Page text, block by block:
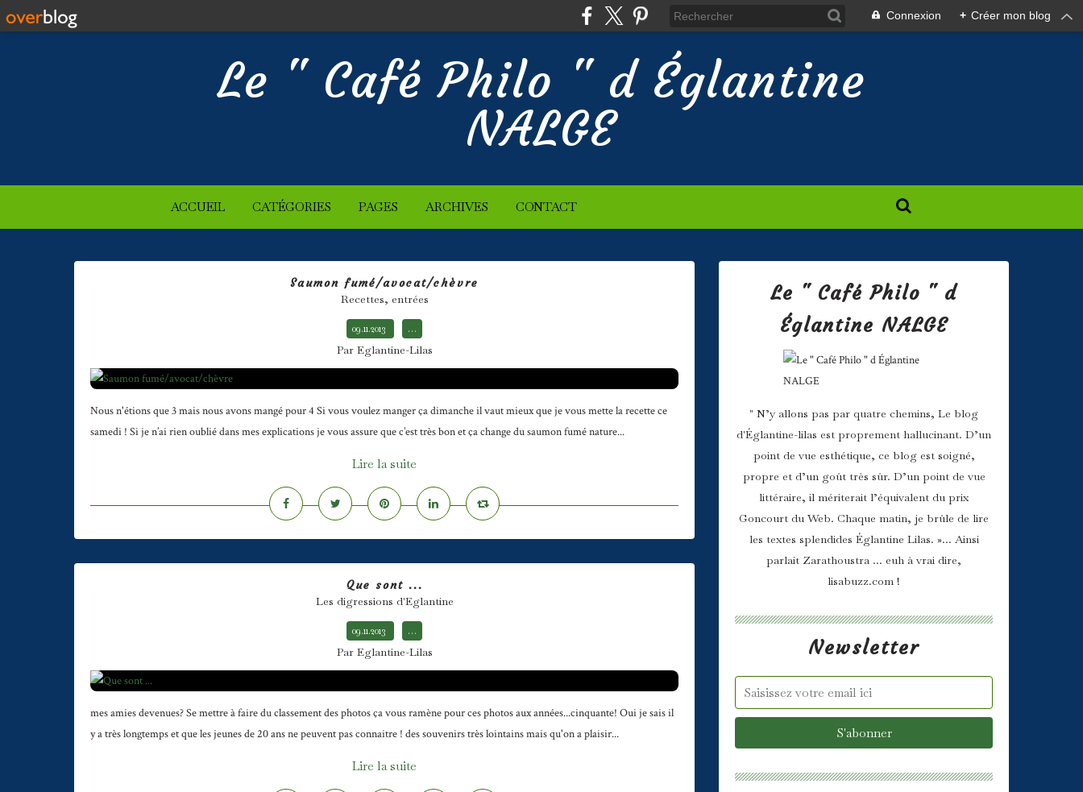
Connexion + Créer mon blog
Le " Café Philo " d Églantine
NALGE
ACCUEIL CATÉGORIES PAGES ARCHIVES CONTACT
Saumon fumé/avocat/chèvre
Recettes, entrées
09.11.2013 …
Par Eglantine-Lilas
Nous n'étions que 3 mais nous avons mangé pour 4 Si vous voulez manger ça dimanche il vaut mieux que je vous mette la recette ce
samedi ! Si je n’ai rien oublié dans mes explications je vous assure que c’est très bon et ça change du saumon fumé nature...
Lire la suite
Que sont ...
Les digressions d'Eglantine
09.11.2013 …
Par Eglantine-Lilas
mes amies devenues? Se mettre à faire du classement des photos ça vous ramène pour ces photos aux années...cinquante! Oui je sais il
y a très longtemps et que les jeunes de 20 ans ne peuvent pas connaitre ! des souvenirs très lointains mais qu'on a plaisir...
Lire la suite
Newsletter
Le " Café Philo " d
Églantine NALGE
" N’y allons pas par quatre chemins, Le blog
d'Églantine-lilas est proprement hallucinant. D’un
point de vue esthétique, ce blog est soigné,
propre et d’un goût très sûr. D’un point de vue
littéraire, il mériterait l’équivalent du prix
Goncourt du Web. Chaque matin, je brûle de lire
les textes splendides Églantine Lilas. »... Ainsi
parlait Zarathoustra ... euh à vrai dire,
lisabuzz.com !